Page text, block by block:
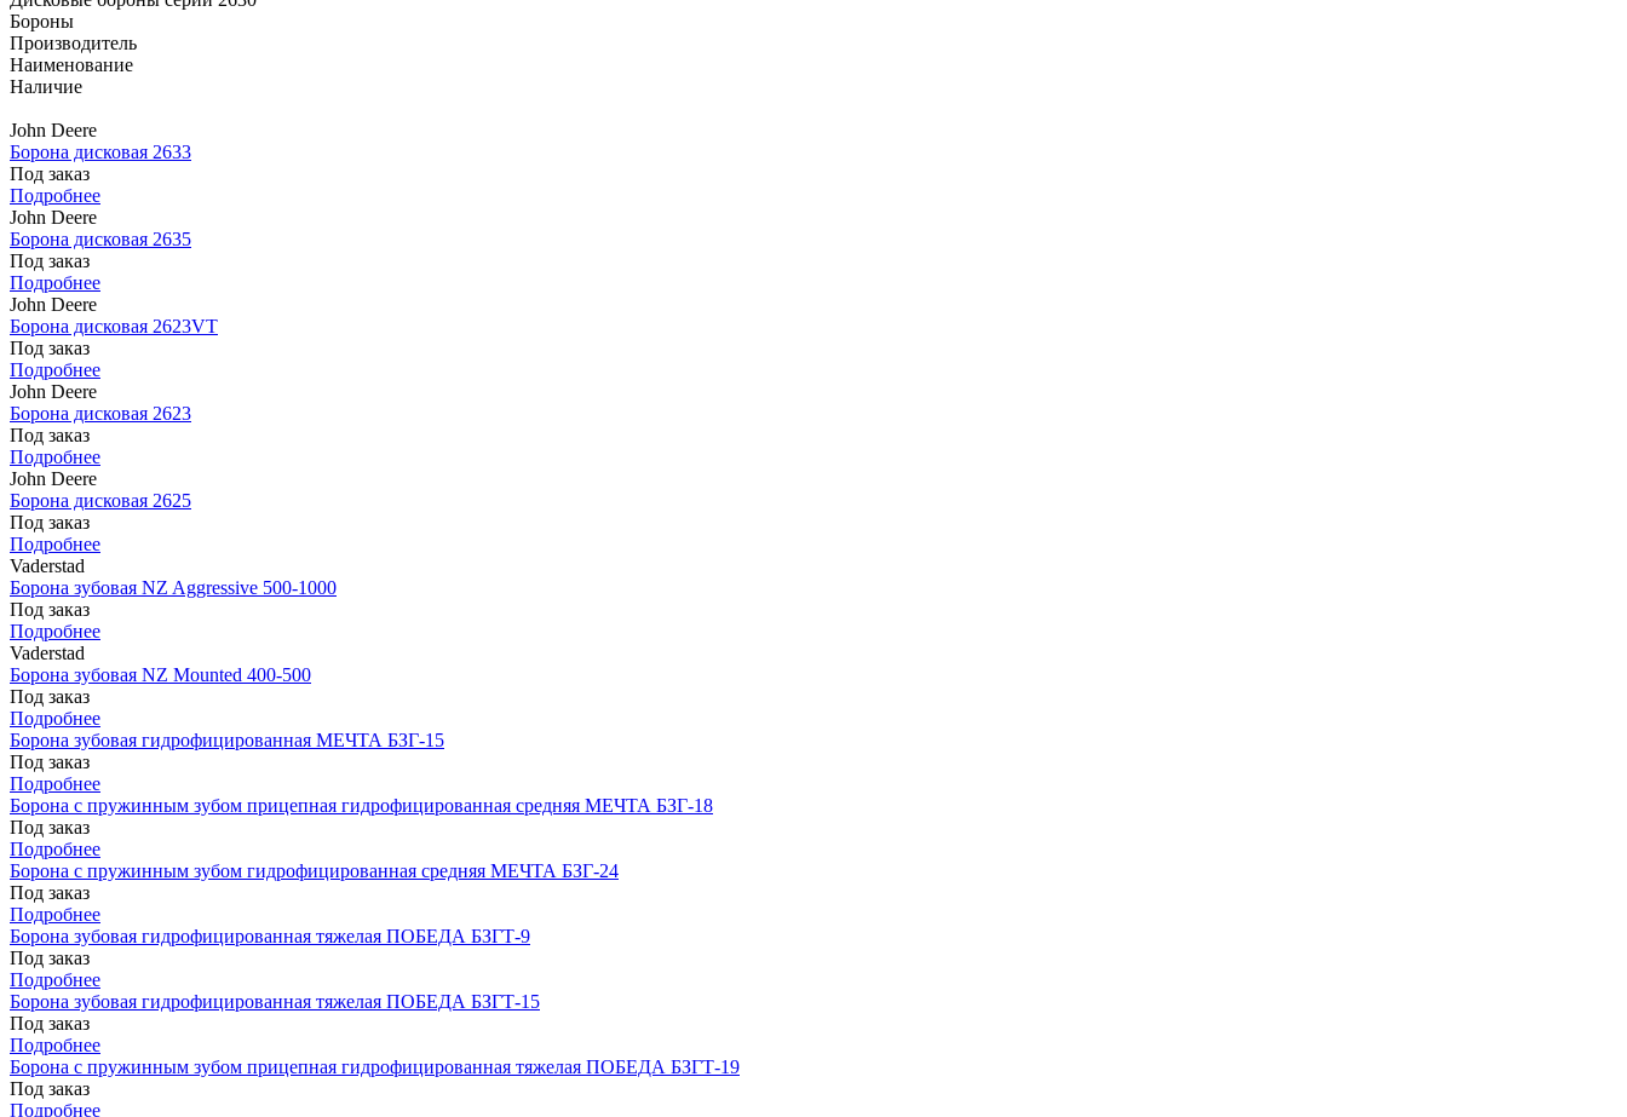
Бороны
Производитель
Наименование
Наличие
John Deere
Борона дисковая 2633
Под заказ
Подробнее
John Deere
Борона дисковая 2635
Под заказ
Подробнее
John Deere
Борона дисковая 2623VT
Под заказ
Подробнее
John Deere
Борона дисковая 2623
Под заказ
Подробнее
John Deere
Борона дисковая 2625
Под заказ
Подробнее
Vaderstad
Борона зубовая NZ Aggressive 500-1000
Под заказ
Подробнее
Vaderstad
Борона зубовая NZ Mounted 400-500
Под заказ
Подробнее
Борона зубовая гидрофицированная МЕЧТА БЗГ-15
Под заказ
Подробнее
Борона с пружинным зубом прицепная гидрофицированная средняя МЕЧТА БЗГ-18
Под заказ
Подробнее
Борона с пружинным зубом гидрофицированная средняя МЕЧТА БЗГ-24
Под заказ
Подробнее
Борона зубовая гидрофицированная тяжелая ПОБЕДА БЗГТ-9
Под заказ
Подробнее
Борона зубовая гидрофицированная тяжелая ПОБЕДА БЗГТ-15
Под заказ
Подробнее
Борона с пружинным зубом прицепная гидрофицированная тяжелая ПОБЕДА БЗГТ-19
Под заказ
Подробнее